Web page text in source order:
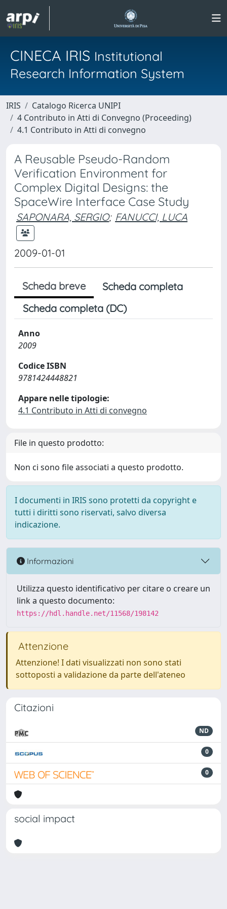
CINECA IRIS Institutional
Research Information System
IRIS
Catalogo Ricerca UNIPI
4 Contributo in Atti di Convegno (Proceeding)
4.1 Contributo in Atti di convegno
A Reusable Pseudo-Random
Verification Environment for
Complex Digital Designs: the
SpaceWire Interface Case Study
SAPONARA, SERGIO; FANUCCI, LUCA
2009-01-01
Scheda breve
Scheda completa
Scheda completa (DC)
Anno
2009
Codice ISBN
9781424448821
Appare nelle tipologie:
4.1 Contributo in Atti di convegno
File in questo prodotto:
Non ci sono file associati a questo prodotto.
I documenti in IRIS sono protetti da copyright e
tutti i diritti sono riservati, salvo diversa
indicazione.
Informazioni
Utilizza questo identificativo per citare o creare un
link a questo documento:
https://hdl.handle.net/11568/198142
Attenzione
Attenzione! I dati visualizzati non sono stati
sottoposti a validazione da parte dell'ateneo
Citazioni
ND
0
0
social impact